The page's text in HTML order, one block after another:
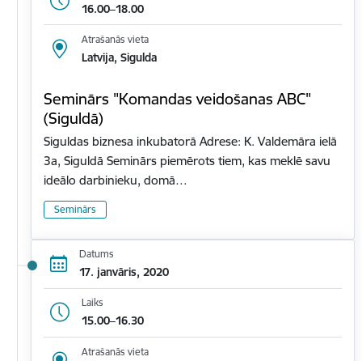
16.00–18.00
Atrašanās vieta
Latvija, Sigulda
Seminārs "Komandas veidošanas ABC"
(Siguldā)
Siguldas biznesa inkubatorā Adrese: K. Valdemāra ielā
3a, Siguldā Seminārs piemērots tiem, kas meklē savu
ideālo darbinieku, domā…
Seminārs
Datums
17. janvāris, 2020
Laiks
15.00–16.30
Atrašanās vieta